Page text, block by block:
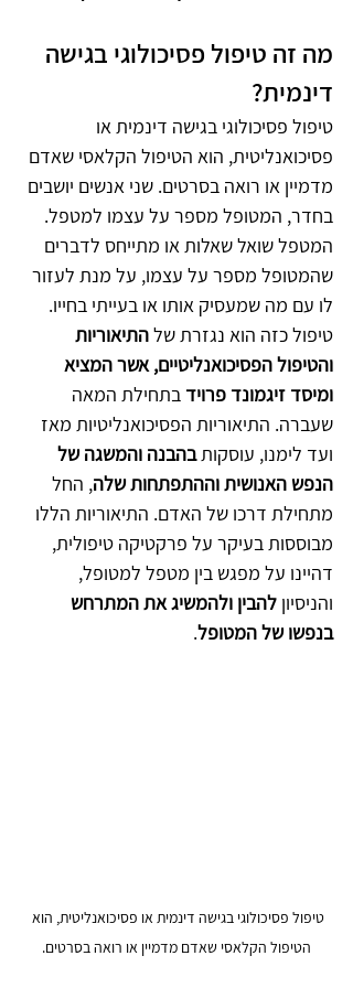
מה זה טיפול פסיכולוגי בגישה
דינמית?
טיפול פסיכולוגי בגישה דינמית או
פסיכואנליטית, הוא הטיפול הקלאסי שאדם
מדמיין או רואה בסרטים. שני אנשים יושבים
בחדר, המטופל מספר על עצמו למטפל.
המטפל שואל שאלות או מתייחס לדברים
שהמטופל מספר על עצמו, על מנת לעזור
לו עם מה שמעסיק אותו או בעייתי בחייו.
טיפול כזה הוא נגזרת של התיאוריות
והטיפול הפסיכואנליטיים, אשר המציא
ומיסד זיגמונד פרויד בתחילת המאה
שעברה. התיאוריות הפסיכואנליטיות מאז
ועד לימנו, עוסקות בהבנה והמשגה של
הנפש האנושית וההתפתחות שלה, החל
מתחילת דרכו של האדם. התיאוריות הללו
מבוססות בעיקר על פרקטיקה טיפולית,
דהיינו על מפגש בין מטפל למטופל,
והניסיון להבין ולהמשיג את המתרחש
בנפשו של המטופל.
טיפול פסיכולוגי בגישה דינמית או פסיכואנליטית, הוא
הטיפול הקלאסי שאדם מדמיין או רואה בסרטים.